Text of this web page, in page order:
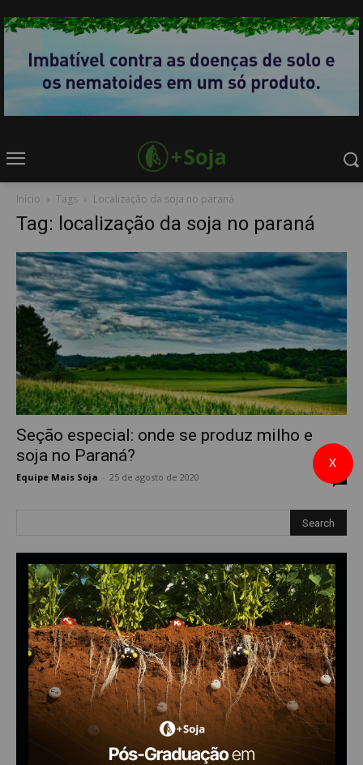
Início Tags Localização da soja no paraná
Tag: localização da soja no paraná
Seção especial: onde se produz milho e
soja no Paraná?
Equipe Mais Soja 25 de agosto de 2020
X